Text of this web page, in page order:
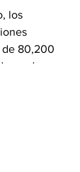
los
de 80,200
graduarse,